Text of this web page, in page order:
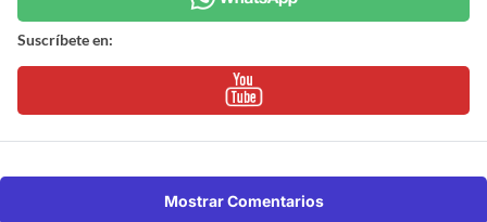
Suscríbete en:
Mostrar Comentarios